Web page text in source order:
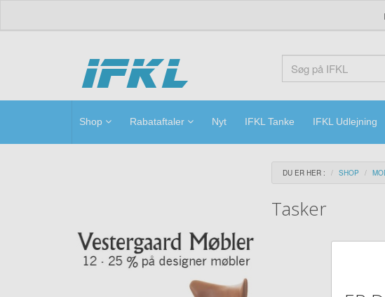
ifkl
Shop Rabataftaler Nyt IFKL Tanke IFKL Udlejning
DU ER HER : SHOP
Tasker